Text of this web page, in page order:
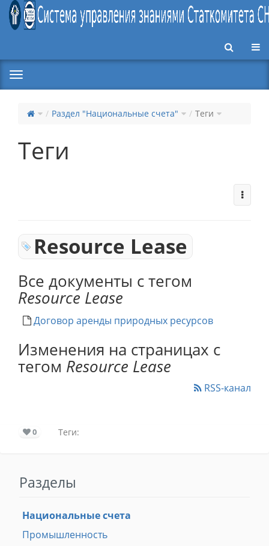
Раздел "Национальные счета" Теги
Теги
Resource Lease
Все документы с тегом
Resource Lease
Договор аренды природных ресурсов
Изменения на страницах с
тегом Resource Lease
RSS-канал
0 Теги:
Разделы
Национальные счета
Промышленность